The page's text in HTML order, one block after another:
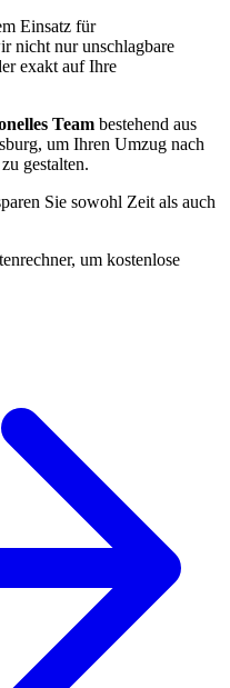
Einsatz für
nicht nur unschlagbare
exakt auf Ihre
Team bestehend aus
um Ihren Umzug nach
gestalten.
Sie sowohl Zeit als auch
um kostenlose